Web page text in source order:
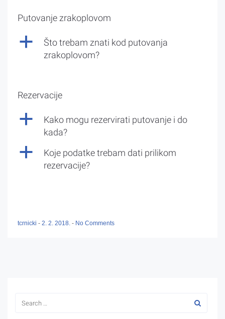
Putovanje zrakoplovom
a
Što trebam znati kod putovanja
zrakoplovom?
Rezervacije
a
Kako mogu rezervirati putovanje i do
kada?
a
Koje podatke trebam dati prilikom
rezervacije?
tcrnicki - 2. 2. 2018. - No Comments